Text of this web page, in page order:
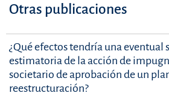
Otras publicaciones
¿Qué efectos tendría una eventual
estimatoria de la acción de
societario de aprobación de un
reestructuración?